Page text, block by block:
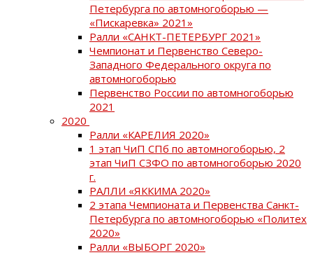
Петербурга по автомногоборью —
«Пискаревка» 2021»
Ралли «САНКТ-ПЕТЕРБУРГ 2021»
Чемпионат и Первенство Северо-
Западного Федерального округа по
автомногоборью
Первенство России по автомногоборью
2021
2020
Ралли «КАРЕЛИЯ 2020»
1 этап ЧиП СПб по автомногоборью, 2
этап ЧиП СЗФО по автомногоборью 2020
г.
РАЛЛИ «ЯККИМА 2020»
2 этапа Чемпионата и Первенства Санкт-
Петербурга по автомногоборью «Политех
2020»
Ралли «ВЫБОРГ 2020»